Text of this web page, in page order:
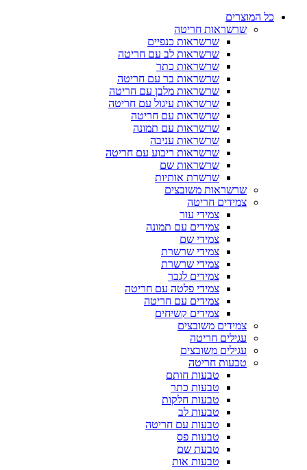
כל המוצרים
שרשראות חריטה
שרשראות כנפיים
שרשראות לב עם חריטה
שרשראות כתר
שרשראות בר עם חריטה
שרשראות מלבן עם חריטה
שרשראות עיגול עם חריטה
שרשראות עם חריטה
שרשראות עם תמונה
שרשראות עניבה
שרשראות ריבוע עם חריטה
שרשראות שם
שרשרת אותיות
שרשראות משובצים
צמידים חריטה
צמידי עור
צמידים עם תמונה
צמידי שם
צמידי שרשרת
צמידי שרשרת
צמידים לגבר
צמידי פלטה עם חריטה
צמידים עם חריטה
צמידים קשיחים
צמידים משובצים
עגילים חריטה
עגילים משובצים
טבעות חריטה
טבעות חותם
טבעות כתר
טבעות חלקות
טבעות לב
טבעות עם חריטה
טבעות פס
טבעת שם
טבעות אות